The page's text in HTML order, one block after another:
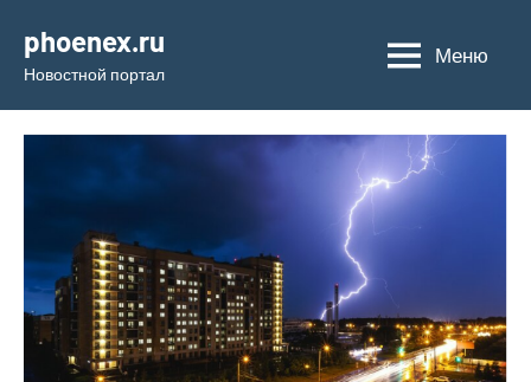
содержимому
phoenex.ru
Новостной портал
Меню